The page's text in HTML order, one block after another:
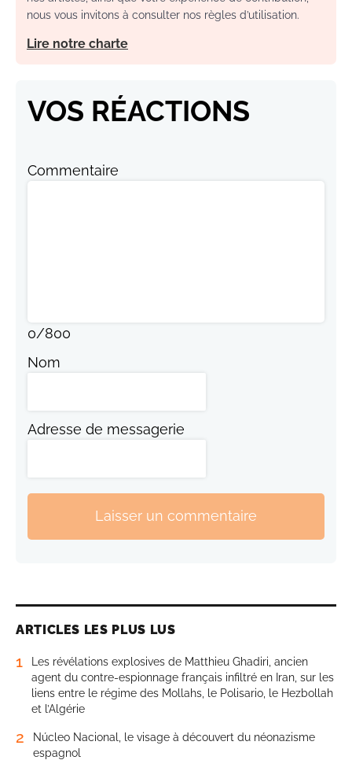
nous vous invitons à consulter nos règles d’utilisation.
Lire notre charte
VOS RÉACTIONS
Commentaire
0/800
Nom
Adresse de messagerie
Laisser un commentaire
ARTICLES LES PLUS LUS
1
Les révélations explosives de Matthieu Ghadiri, ancien
agent du contre-espionnage français infiltré en Iran, sur les
liens entre le régime des Mollahs, le Polisario, le Hezbollah
et l’Algérie
2
Núcleo Nacional, le visage à découvert du néonazisme
espagnol